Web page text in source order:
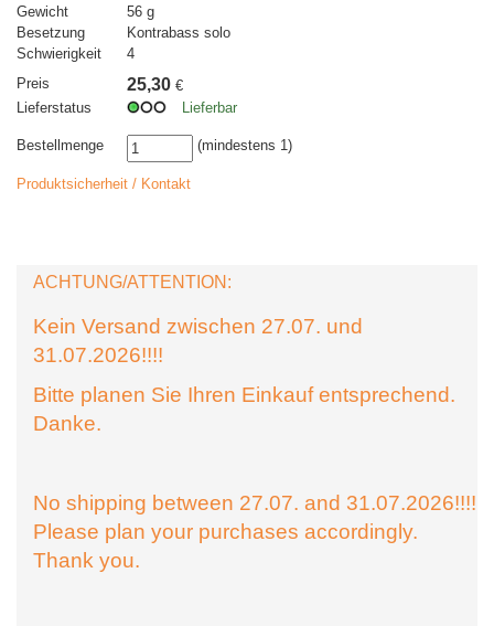
Gewicht
56 g
Besetzung
Kontrabass solo
Schwierigkeit
4
Preis
25,30 €
Lieferstatus
Lieferbar
Bestellmenge (mindestens 1)
Produktsicherheit / Kontakt
ACHTUNG/ATTENTION:
Kein Versand zwischen 27.07. und
31.07.2026!!!!
Bitte planen Sie Ihren Einkauf entsprechend.
Danke.
No shipping between 27.07. and 31.07.2026!!!!
Please plan your purchases accordingly.
Thank you.